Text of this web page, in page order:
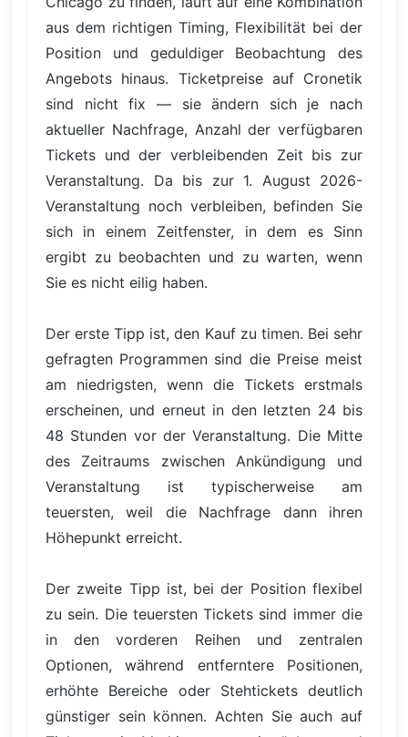
aus dem richtigen Timing, Flexibilität bei der
Position und geduldiger Beobachtung des
Angebots hinaus. Ticketpreise auf Cronetik
sind nicht fix — sie ändern sich je nach
aktueller Nachfrage, Anzahl der verfügbaren
Tickets und der verbleibenden Zeit bis zur
Veranstaltung. Da bis zur 1. August 2026-
Veranstaltung noch verbleiben, befinden Sie
sich in einem Zeitfenster, in dem es Sinn
ergibt zu beobachten und zu warten, wenn
Sie es nicht eilig haben.
Der erste Tipp ist, den Kauf zu timen. Bei sehr
gefragten Programmen sind die Preise meist
am niedrigsten, wenn die Tickets erstmals
erscheinen, und erneut in den letzten 24 bis
48 Stunden vor der Veranstaltung. Die Mitte
des Zeitraums zwischen Ankündigung und
Veranstaltung ist typischerweise am
teuersten, weil die Nachfrage dann ihren
Höhepunkt erreicht.
Der zweite Tipp ist, bei der Position flexibel
zu sein. Die teuersten Tickets sind immer die
in den vorderen Reihen und zentralen
Optionen, während entferntere Positionen,
erhöhte Bereiche oder Stehtickets deutlich
günstiger sein können. Achten Sie auch auf